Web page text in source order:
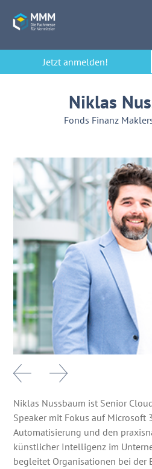
Jetzt anmelden!
Niklas
Fonds Finanz
Niklas Nussbaum ist Senior
Speaker mit Fokus auf Microsoft
Automatisierung und den
künstlicher Intelligenz im
begleitet Organisationen bei der